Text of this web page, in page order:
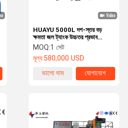
HUAYU 5000L দশ-স্তর বড়
ক্ষমতা জল ট্যাংক উচ্চতর প্রভাব
প্রতিরোধের সঙ্গে ফুঁ ছাঁচনির্মাণ মেশিন
MOQ:1 সেট
মূল্য:580,000 USD
ভালো দাম
যোগাযোগ